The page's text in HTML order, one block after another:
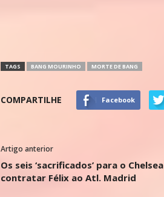
TAGS BANG MOURINHO MORTE DE BANG
COMPARTILHE Facebook
Artigo anterior
Os seis ‘sacrificados’ para o Chelsea
contratar Félix ao Atl. Madrid